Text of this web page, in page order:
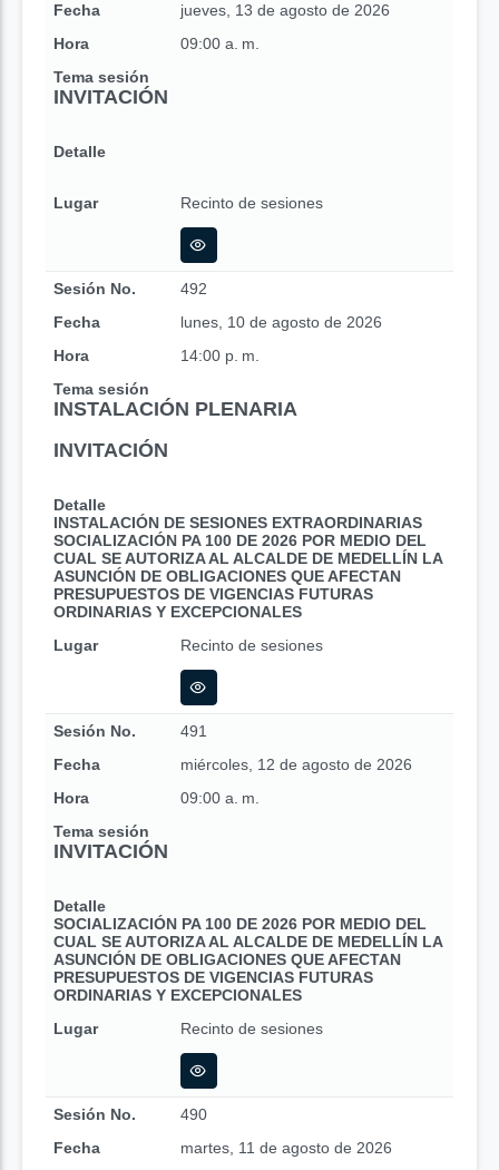
Fecha
jueves, 13 de agosto de 2026
Hora
09:00 a. m.
Tema sesión
INVITACIÓN
Detalle
Lugar Recinto de sesiones
Sesión No.
492
Fecha
lunes, 10 de agosto de 2026
Hora
14:00 p. m.
Tema sesión
INSTALACIÓN PLENARIA
INVITACIÓN
Detalle
INSTALACIÓN DE SESIONES EXTRAORDINARIAS
SOCIALIZACIÓN PA 100 DE 2026 POR MEDIO DEL
CUAL SE AUTORIZA AL ALCALDE DE MEDELLÍN LA
ASUNCIÓN DE OBLIGACIONES QUE AFECTAN
PRESUPUESTOS DE VIGENCIAS FUTURAS
ORDINARIAS Y EXCEPCIONALES
Lugar
Recinto de sesiones
Sesión No.
491
Fecha
miércoles, 12 de agosto de 2026
Hora
09:00 a. m.
Tema sesión
INVITACIÓN
Detalle
SOCIALIZACIÓN PA 100 DE 2026 POR MEDIO DEL
CUAL SE AUTORIZA AL ALCALDE DE MEDELLÍN LA
ASUNCIÓN DE OBLIGACIONES QUE AFECTAN
PRESUPUESTOS DE VIGENCIAS FUTURAS
ORDINARIAS Y EXCEPCIONALES
Lugar
Recinto de sesiones
Sesión No.
490
Fecha
martes, 11 de agosto de 2026